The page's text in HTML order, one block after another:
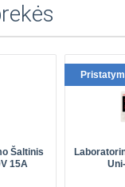
Šaltinis
15A